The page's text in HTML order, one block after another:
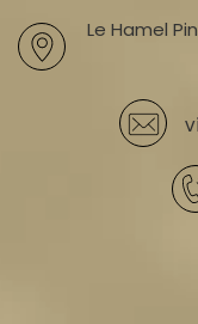
Le Hamel